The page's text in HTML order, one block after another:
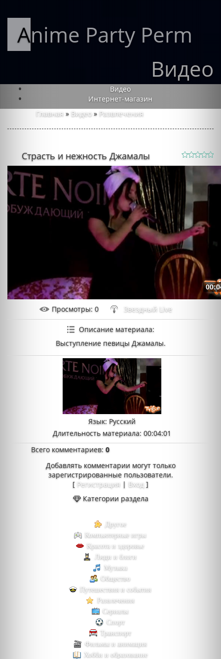
Anime Party Perm
Видео
Видео
Интернет-магазин
Главная » Видео » Развлечения
Страсть и нежность Джамалы
Просмотры: 0 Звездный Live
Описание материала:
Выступление певицы Джамалы.
Язык: Русский
Длительность материала: 00:04:01
Всего комментариев:0
Добавлять комментарии могут только
зарегистрированные пользователи.
[ Регистрация | Вход ]
Категории раздела
Другое
Компьютерные игры
Красота и здоровье
Люди и блоги
Музыка
Общество
Путешествия и события
Развлечения
Сериалы
Спорт
Транспорт
Фильмы и анимация
Хобби и образование